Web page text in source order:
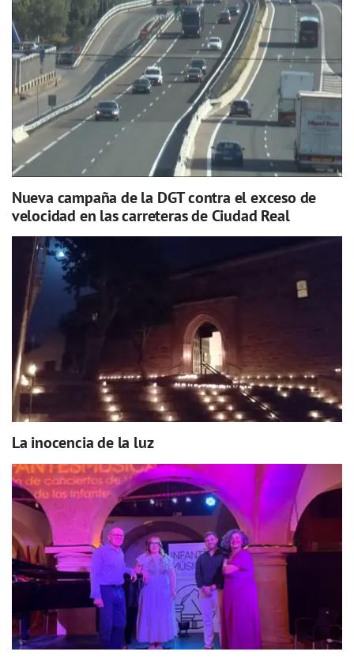
Nueva campaña de la DGT contra el exceso de
velocidad en las carreteras de Ciudad Real
La inocencia de la luz